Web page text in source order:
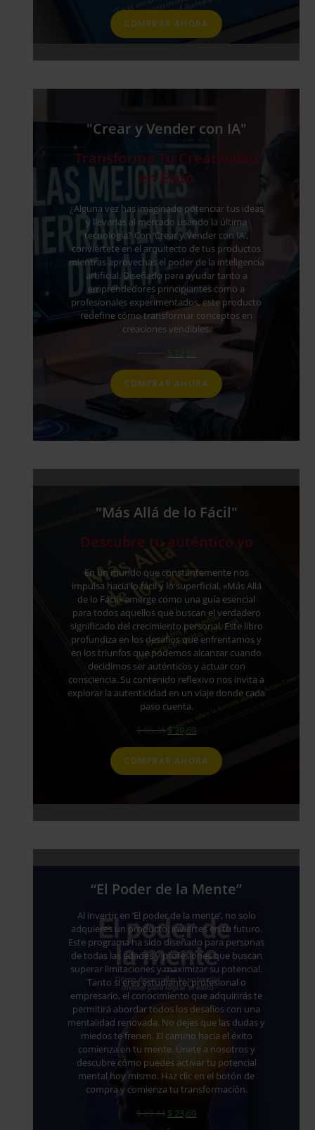
COMPRAR AHORA
"Crear y Vender con IA"
Transforma Tu Creatividad
en Éxito
¿Alguna vez has imaginado potenciar tus ideas
y llevarlas al mercado usando la última
tecnología? Con ‘Crear y Vender con IA’,
conviértete en el arquitecto de tus productos
mientras aprovechas el poder de la inteligencia
artificial. Diseñado para ayudar tanto a
emprendedores principiantes como a
profesionales experimentados, este producto
redefine cómo transformar conceptos en
creaciones vendibles.
55,69 $ 22,69
COMPRAR AHORA
"Más Allá de lo Fácil"
Descubre tu auténtico yo
En un mundo que constantemente nos
impulsa hacia lo fácil y lo superficial, «Más Allá
de lo Fácil» emerge como una guía esencial
para todos aquellos que buscan el verdadero
significado del crecimiento personal. Este libro
profundiza en los desafíos que enfrentamos y
en los triunfos que podemos alcanzar cuando
decidimos ser auténticos y actuar con
consciencia. Su contenido reflexivo nos invita a
explorar la autenticidad en un viaje donde cada
paso cuenta.
$96,36 $ 39,69
COMPRAR AHORA
“El Poder de la Mente”
Al invertir en ‘El poder de la mente’, no solo
adquieres un producto; inviertes en tu futuro.
Este programa ha sido diseñado para personas
de todas las edades y profesiones que buscan
superar limitaciones y maximizar su potencial.
Tanto si eres estudiante, profesional o
empresario, el conocimiento que adquirirás te
permitirá abordar todos los desafíos con una
mentalidad renovada. No dejes que las dudas y
miedos te frenen. El camino hacia el éxito
comienza en tu mente. Únete a nosotros y
descubre cómo puedes activar tu potencial
mental hoy mismo. Haz clic en el botón de
compra y comienza tu transformación.
$69,44 $ 23,69